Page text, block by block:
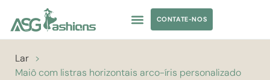
CONTATE-NOS
Lar >
Maiô com listras horizontais arco-íris personalizado